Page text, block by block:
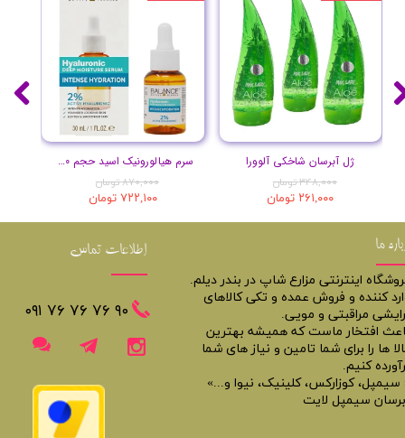
سرم هیالورونیک اسید حجم 30 میلی لیتر
۸۷۰,۰۰۰ تومان
۷۲۲,۱۰۰ تومان
ژل آبرسان شاخکی آلوورا
۳۴۸,۰۰۰ تومان
۲۶۱,۰۰۰ تومان
ما
اینترنتی مزارع شاپ در بندر دیلم.
کننده و فروش عمده و تکی کالاهای
مراقبتی و مویی.
افتخار ماست که همیشه بهترین
ها را برای شما تامین و نیاز های شما
کنیم.
سیمپل، کوزارکس، کلینیک، نیوا و...»
سیمپل لایت
اطلاعات تماس
​​٩٠ ٧۶ ٧۶ ٧۶ ٠٩١